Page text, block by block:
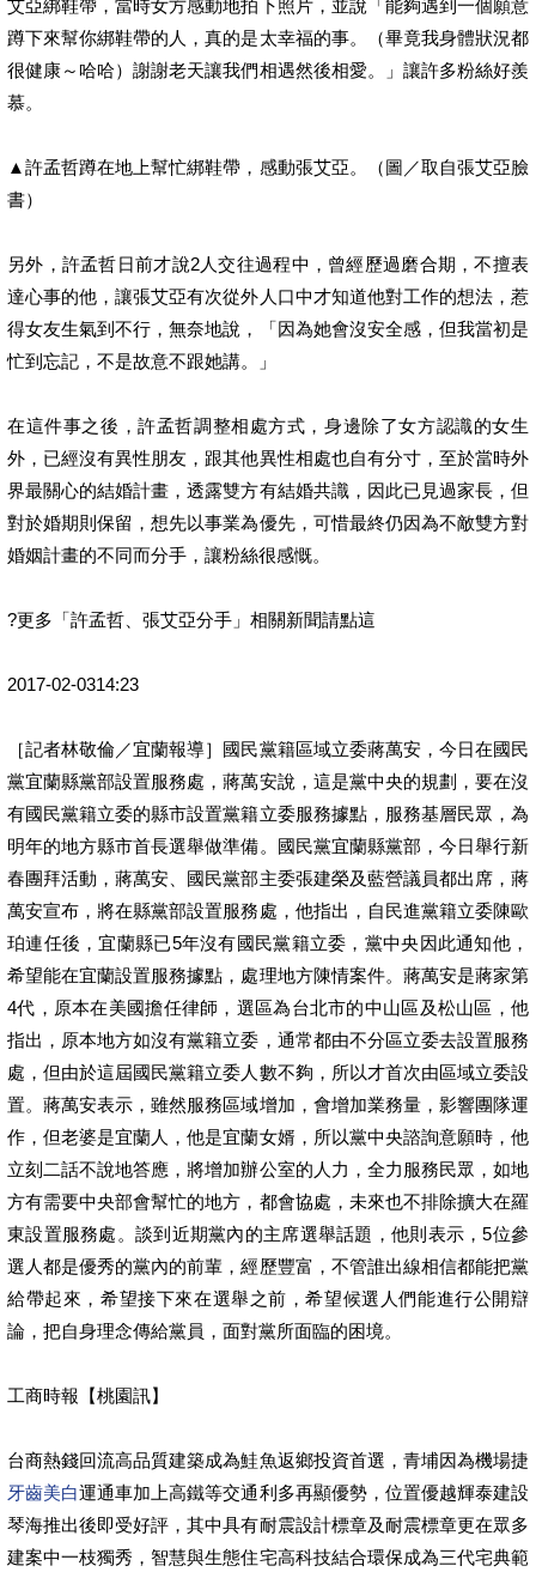
艾亞綁鞋帶，當時女方感動地拍下照片，並說「能夠遇到一個願意
蹲下來幫你綁鞋帶的人，真的是太幸福的事。（畢竟我身體狀況都
很健康～哈哈）謝謝老天讓我們相遇然後相愛。」讓許多粉絲好羨
慕。
▲許孟哲蹲在地上幫忙綁鞋帶，感動張艾亞。（圖／取自張艾亞臉
書）
另外，許孟哲日前才說2人交往過程中，曾經歷過磨合期，不擅表
達心事的他，讓張艾亞有次從外人口中才知道他對工作的想法，惹
得女友生氣到不行，無奈地說，「因為她會沒安全感，但我當初是
忙到忘記，不是故意不跟她講。」
在這件事之後，許孟哲調整相處方式，身邊除了女方認識的女生
外，已經沒有異性朋友，跟其他異性相處也自有分寸，至於當時外
界最關心的結婚計畫，透露雙方有結婚共識，因此已見過家長，但
對於婚期則保留，想先以事業為優先，可惜最終仍因為不敵雙方對
婚姻計畫的不同而分手，讓粉絲很感慨。
?更多「許孟哲、張艾亞分手」相關新聞請點這
2017-02-0314:23
［記者林敬倫／宜蘭報導］國民黨籍區域立委蔣萬安，今日在國民
黨宜蘭縣黨部設置服務處，蔣萬安說，這是黨中央的規劃，要在沒
有國民黨籍立委的縣市設置黨籍立委服務據點，服務基層民眾，為
明年的地方縣市首長選舉做準備。國民黨宜蘭縣黨部，今日舉行新
春團拜活動，蔣萬安、國民黨部主委張建榮及藍營議員都出席，蔣
萬安宣布，將在縣黨部設置服務處，他指出，自民進黨籍立委陳歐
珀連任後，宜蘭縣已5年沒有國民黨籍立委，黨中央因此通知他，
希望能在宜蘭設置服務據點，處理地方陳情案件。蔣萬安是蔣家第
4代，原本在美國擔任律師，選區為台北市的中山區及松山區，他
指出，原本地方如沒有黨籍立委，通常都由不分區立委去設置服務
處，但由於這屆國民黨籍立委人數不夠，所以才首次由區域立委設
置。蔣萬安表示，雖然服務區域增加，會增加業務量，影響團隊運
作，但老婆是宜蘭人，他是宜蘭女婿，所以黨中央諮詢意願時，他
立刻二話不說地答應，將增加辦公室的人力，全力服務民眾，如地
方有需要中央部會幫忙的地方，都會協處，未來也不排除擴大在羅
東設置服務處。談到近期黨內的主席選舉話題，他則表示，5位參
選人都是優秀的黨內的前輩，經歷豐富，不管誰出線相信都能把黨
給帶起來，希望接下來在選舉之前，希望候選人們能進行公開辯
論，把自身理念傳給黨員，面對黨所面臨的困境。
工商時報【桃園訊】
台商熱錢回流高品質建築成為鮭魚返鄉投資首選，青埔因為機場捷
牙齒美白運通車加上高鐵等交通利多再顯優勢，位置優越輝泰建設
琴海推出後即受好評，其中具有耐震設計標章及耐震標章更在眾多
建案中一枝獨秀，智慧與生態住宅高科技結合環保成為三代宅典範